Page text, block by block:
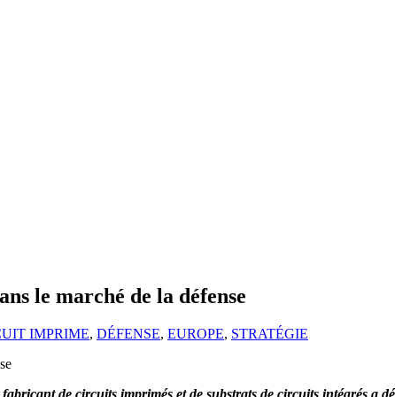
le marché de la défense
IMPRIME, DÉFENSE, EUROPE, STRATÉGIE
de circuits imprimés et de substrats de circuits intégrés a